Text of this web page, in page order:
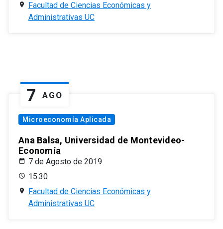
Facultad de Ciencias Económicas y
Administrativas UC
7 AGO
Microeconomía Aplicada
Ana Balsa, Universidad de Montevideo-
Economía
7 de Agosto de 2019
15:30
Facultad de Ciencias Económicas y
Administrativas UC